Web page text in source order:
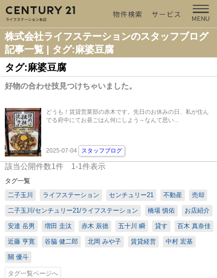
物件検索 サービス MENU
株式会社ライフステーションのスタッフブログ
記事一覧 | タグ:麻婆豆腐
タグ:麻婆豆腐
好物の合わせ技見つけちゃいました。
どうも！賃貸営業部の赤木です。先日のお休みの日、私が住ん
でる府中にてお昼ごはん何にしよう～なんて思い...
2025-07-04 スタッフブログ
該当公開件数1件 1-1件表示
タグ一覧
二子玉川
ライフステーション センチュリー21 不動産 売却
二子玉川/センチュリー21/ライフステーション 橋場 慎佑 お店紹介
安達 岳男 増田 圭汰 赤木 辰徳 五十川 瞬 貸す 百木 真奈佳
近藤 亨寛 谷脇 健二郎 北岡 みや子 賃貸経営 中村 宏基
關 優斗
タグ一覧ページへ